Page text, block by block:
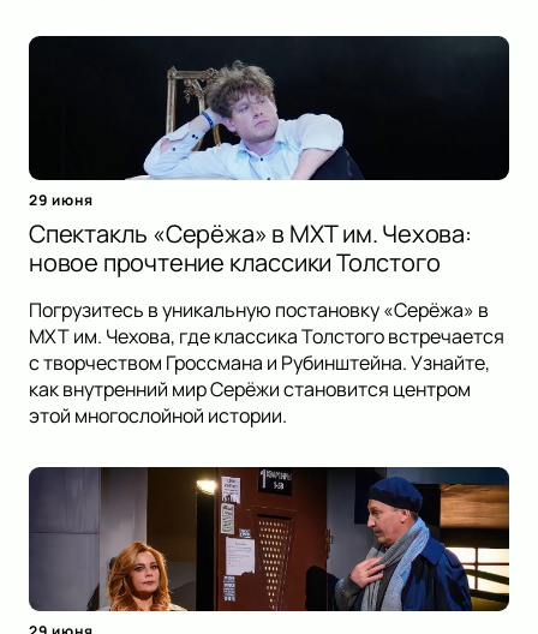
29 июня
Спектакль «Серёжа» в МХТ им. Чехова:
новое прочтение классики Толстого
Погрузитесь в уникальную постановку «Серёжа» в
МХТ им. Чехова, где классика Толстого встречается
с творчеством Гроссмана и Рубинштейна. Узнайте,
как внутренний мир Серёжи становится центром
этой многослойной истории.